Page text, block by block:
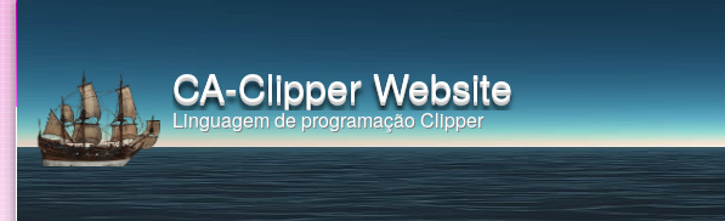
CA-Clipper Website
Linguagem de programação Clipper